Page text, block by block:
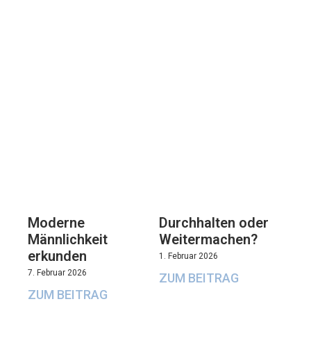
Moderne
Männlichkeit
erkunden
7. Februar 2026
ZUM BEITRAG
Durchhalten oder
Weitermachen?
1. Februar 2026
ZUM BEITRAG